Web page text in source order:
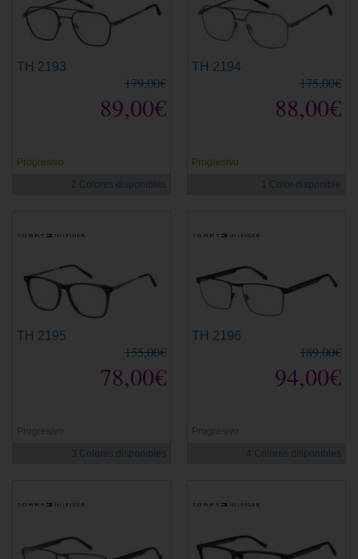
TH 2193
179,00€
89,00€
Progresivo
2 Colores disponibles
TH 2194
175,00€
88,00€
Progresivo
1 Color disponible
TH 2195
155,00€
78,00€
Progresivo
3 Colores disponibles
TH 2196
189,00€
94,00€
Progresivo
4 Colores disponibles